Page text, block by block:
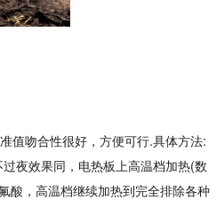
值吻合性很好，方便可行.具体方法:
夜效果同，电热板上高温档加热(数
酸，高温档继续加热到完全排除各种